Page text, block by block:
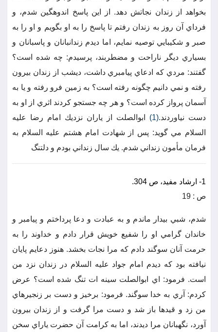
بخواهد از زندان نجاتش دهد. از اين پاسخ اندوهگين شدم، و
فرداي آن روز به زندان رفتم تا پاسخ را به او بگويم و او را به
صبر و شكيبايي توصيه نمايم، اما ديدم زندانبانان و پاسبانان و
بسياري ديگر ناراحت و مضطربند، پرسيدم: چه شده است؟
گفتند: مردي كه ادعاي پيامبري داشت، ديشب از زندان بيرون
رفته و نمي دانيم چگونه رفته است؟ به زمين فرو رفته و يا به
آسمان پرواز كرده است؟ و هر چه جستجو كردند اثري از او به
دست نياوردند.(1)
ابوالصلت از ياران نزديك امام رضا عليه
السلام مي گويد: پس از شهادت امام هشتم عليه السلام به
فرمان مأمون زنداني شدم. يك سال زنداني بودم و دلتنگ
1- ارشاد مفيد، ص 304.
ص : 19
شدم، شبي بيدار ماندم و به عبادت و دعا پرداختم و پيامبر و
خاندان گرامي او را شفيع خويش قرار دادم و خداوند را به
حرمت آنان سوگند دادم كه مرا نجات بخشد. هنوز دعايم پايان
نيافته بود كه ديدم امام جواد عليه السلام در زندان نزد من
است. فرمود: اي ابوالصلت سينه ات تنگ شده است؟ عرض
كردم: آري به خدا سوگند. فرمود: برخيز و دست بر زنجيرهاي
من زد و قيدها باز شد و دست مرا گرفت و از زندان بيرون
آورد، نگهبانان مرا ديدند، اما به كرامت آن حضرت ياراي سخن